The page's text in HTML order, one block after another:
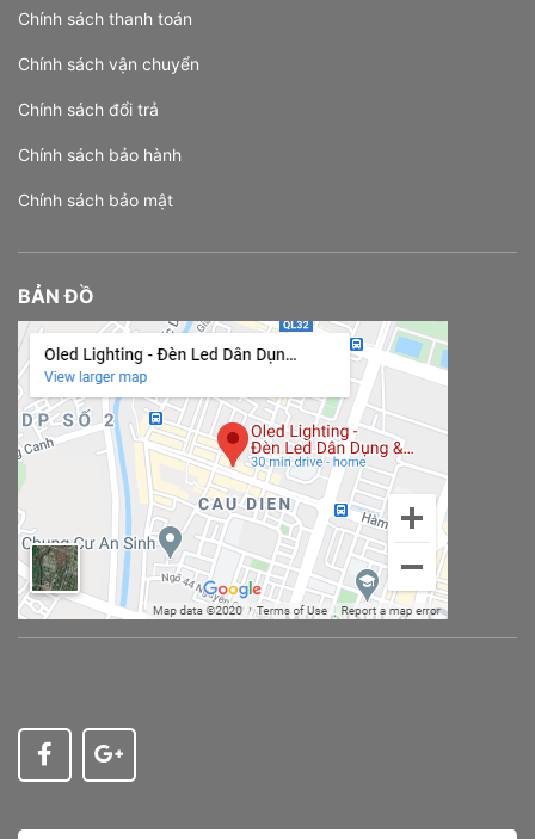
Chính sách thanh toán
Chính sách vận chuyển
Chính sách đổi trả
Chính sách bảo hành
Chính sách bảo mật
BẢN ĐỒ